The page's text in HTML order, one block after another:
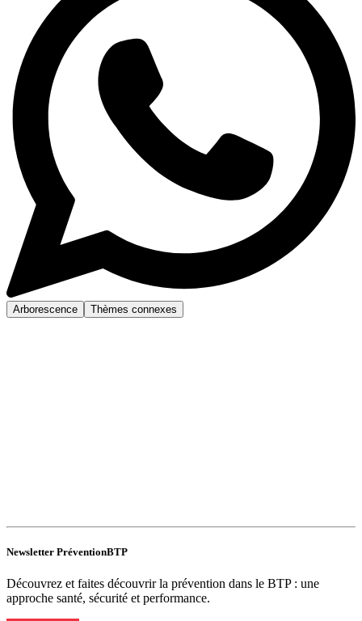
Arborescence Thèmes connexes
Newsletter PréventionBTP
Découvrez et faites découvrir la prévention dans le BTP : une
approche santé, sécurité et performance.